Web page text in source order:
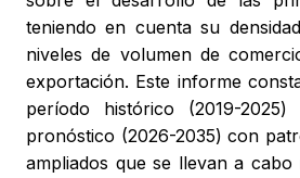
teniendo en cuenta su
niveles de volumen de
exportación. Este informe
período histórico (2019-
pronóstico (2026-2035) con
ampliados que se llevan a cabo